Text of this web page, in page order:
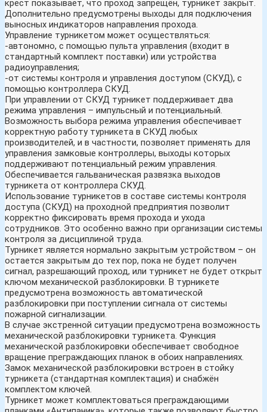
крест показывает, что проход запрещён, турникет закрыт.
Дополнительно предусмотрены выходы для подключения
выносных индикаторов направления прохода.
Управление турникетом может осуществляться:
-автономно, с помощью пульта управления (входит в
стандартный комплект поставки) или устройства
радиоуправления;
-от системы контроля и управления доступом (СКУД), с
помощью контроллера СКУД.
При управлении от СКУД турникет поддерживает два
режима управления – импульсный и потенциальный.
Возможность выбора режима управления обеспечивает
корректную работу турникета в СКУД любых
производителей, и в частности, позволяет применять для
управления замковые контроллеры, выходы которых
поддерживают потенциальный режим управления.
Обеспечивается гальваническая развязка выходов
турникета от контроллера СКУД.
Использование турникетов в составе системы контроля
доступа (СКУД) на проходной предприятия позволит
корректно фиксировать время прохода и ухода
сотрудников. Это особенно важно при организации системы
контроля за дисциплиной труда.
Турникет является нормально закрытым устройством – он
остается закрытым до тех пор, пока не будет получен
сигнал, разрешающий проход, или турникет не будет открыт
ключом механической разблокировки. В турникете
предусмотрена возможность автоматической
разблокировки при поступлении сигнала от системы
пожарной сигнализации.
В случае экстренной ситуации предусмотрена возможность
механической разблокировки турникета. Функция
механической разблокировки обеспечивает свободное
вращение преграждающих планок в обоих направлениях.
Замок механической разблокировки встроен в стойку
турникета (стандартная комплектация) и снабжён
комплектом ключей.
Турникет может комплектоваться преграждающими